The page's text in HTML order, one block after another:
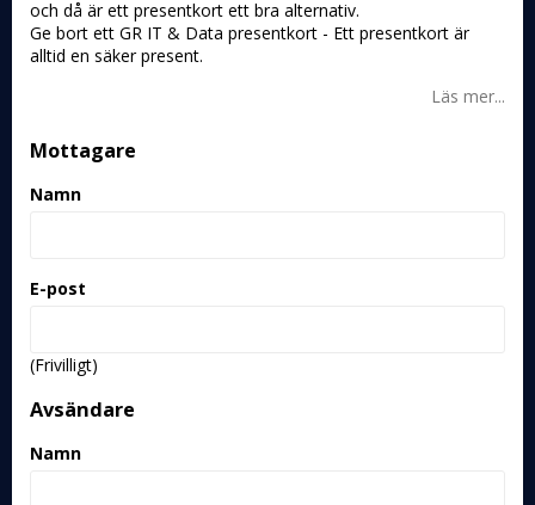
och då är ett presentkort ett bra alternativ.
Ge bort ett GR IT & Data presentkort - Ett presentkort är
alltid en säker present.
Läs mer...
Mottagare
Namn
E-post
(Frivilligt)
Avsändare
Namn